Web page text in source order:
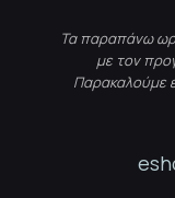
Τα παραπάνω
με τον
Παρακαλούμε